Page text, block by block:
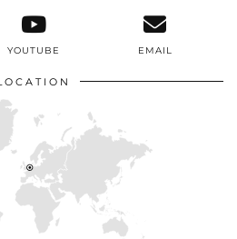
YOUTUBE EMAIL